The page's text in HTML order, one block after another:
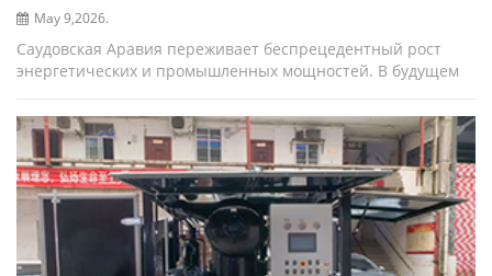
May 9,2026.
Саудовская Аравия переживает беспрецедентный рост
энергетических и промышленных мощностей. В будущем
гигантской нефтехимической базе в глубине обширной пу...